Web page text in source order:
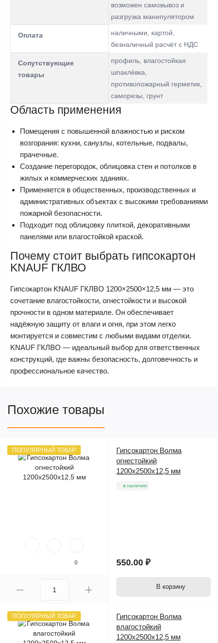
возможен самовывоз и
разгрузка манипулятором
Оплата
наличными, картой,
безналичный расчёт с НДС
Сопутствующие
товары
профиль, влагостойкая
шпаклёвка,
противопожарный герметик,
саморезы, грунт
Область применения
Помещения с повышенной влажностью и риском
возгорания: кухни, санузлы, котельные, подвалы,
прачечные.
Создание перегородок, облицовка стен и потолков в
жилых и коммерческих зданиях.
Применяется в общественных, производственных и
административных объектах с высокими требованиями
пожарной безопасности.
Подходит под облицовку плиткой, декоративными
панелями или влагостойкой краской.
Почему стоит выбрать гипсокартон
KNAUF ГКЛВО
Гипсокартон KNAUF ГКЛВО 1200×2500×12,5 мм — это
сочетание влагостойкости, огнестойкости и высокой
прочности в одном материале. Он обеспечивает
надёжную защиту от влаги и огня, при этом легко
монтируется и совместим с любыми видами отделки.
KNAUF ГКЛВО — идеальный выбор для ответственных
конструкций, где важны безопасность, долговечность и
профессиональное качество.
Похожие товары
ПОПУЛЯРНЫЙ ТОВАР
0
Гипсокартон Волма
огнестойкий
1200х2500х12,5 мм
в наличии
550.00 ₽
В корзину
ПОПУЛЯРНЫЙ ТОВАР
Гипсокартон Волма
влагостойкий
1200х2500х12,5 мм